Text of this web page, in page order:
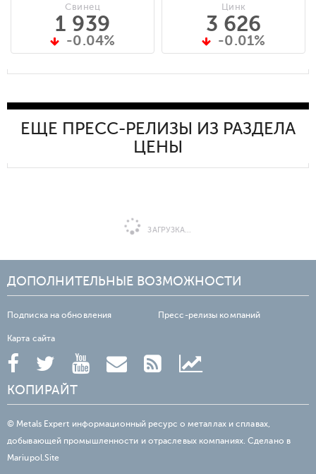
Свинец
1 939
-0.04%
Цинк
3 626
-0.01%
ЕЩЕ ПРЕСС-РЕЛИЗЫ ИЗ РАЗДЕЛА
ЦЕНЫ
ЗАГРУЗКА...
ДОПОЛНИТЕЛЬНЫЕ ВОЗМОЖНОСТИ
Подписка на обновления Пресс-релизы компаний
Карта сайта
КОПИРАЙТ
© Metals Expert информационный ресурс о металлах и сплавах,
добывающей промышленности и отраслевых компаниях. Сделано в
Mariupol.Site